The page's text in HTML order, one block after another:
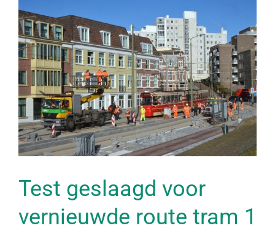
Bekijk
grotere
afbeelding
Test geslaagd voor
vernieuwde route tram 1